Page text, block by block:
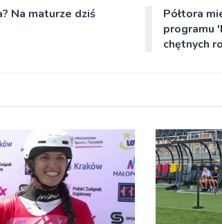
Na maturze dziś
Półtora
programu
chętnych